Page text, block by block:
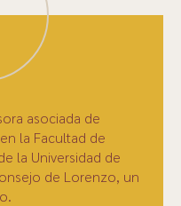
asociada de
la Facultad de
la Universidad de
de Lorenzo, un